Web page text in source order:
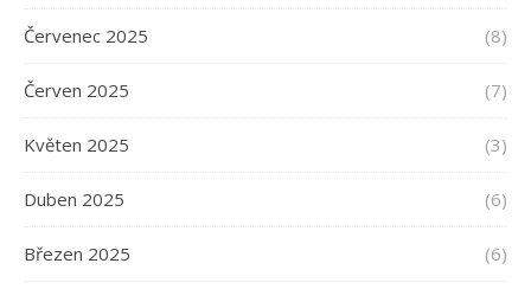
Červenec 2025 (8)
Červen 2025 (7)
Květen 2025 (3)
Duben 2025 (6)
Březen 2025 (6)